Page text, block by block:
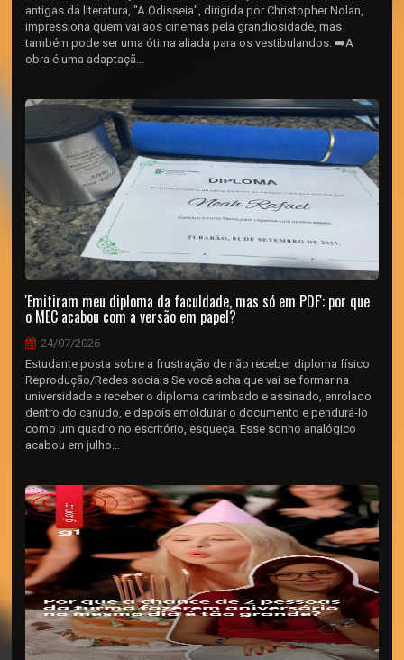
antigas da literatura, "A Odisseia", dirigida por Christopher Nolan,
impressiona quem vai aos cinemas pela grandiosidade, mas
também pode ser uma ótima aliada para os vestibulandos. ➡️A
obra é uma adaptaçã...
'Emitiram meu diploma da faculdade, mas só em PDF': por que
o MEC acabou com a versão em papel?
24/07/2026
Estudante posta sobre a frustração de não receber diploma físico
Reprodução/Redes sociais Se você acha que vai se formar na
universidade e receber o diploma carimbado e assinado, enrolado
dentro do canudo, e depois emoldurar o documento e pendurá-lo
como um quadro no escritório, esqueça. Esse sonho analógico
acabou em julho...